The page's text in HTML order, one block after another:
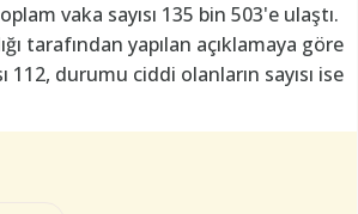
vaka sayısı 135 bin 503'e ulaştı.
tarafından yapılan açıklamaya göre
112, durumu ciddi olanların sayısı ise